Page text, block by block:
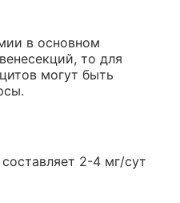
в основном
то для
могут быть
2-4 мг/сут